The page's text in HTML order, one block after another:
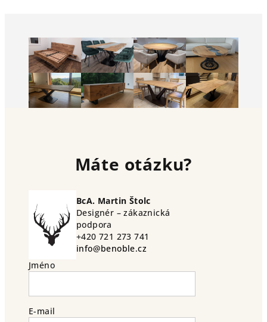
Máte otázku?
BcA. Martin Štolc
Designér – zákaznická
podpora
+420 721 273 741
info@benoble.cz
Jméno
E-mail